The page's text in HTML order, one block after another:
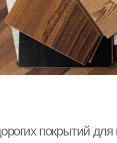
покрытий для